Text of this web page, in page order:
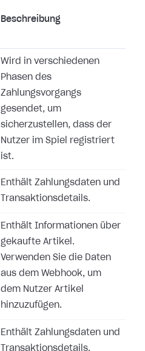
Beschreibung
Wird in verschiedenen
Phasen des
Zahlungsvorgangs
gesendet, um
sicherzustellen, dass der
Nutzer im Spiel registriert
ist.
Enthält Zahlungsdaten und
Transaktionsdetails.
Enthält Informationen über
gekaufte Artikel.
Verwenden Sie die Daten
aus dem Webhook, um
dem Nutzer Artikel
hinzuzufügen.
Enthält Zahlungsdaten und
Transaktionsdetails.